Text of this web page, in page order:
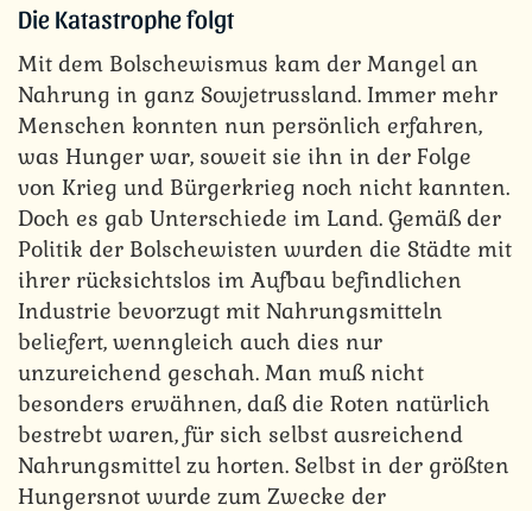
Die Katastrophe folgt
Mit dem Bolschewismus kam der Mangel an
Nahrung in ganz Sowjetrussland. Immer mehr
Menschen konnten nun persönlich erfahren,
was Hunger war, soweit sie ihn in der Folge
von Krieg und Bürgerkrieg noch nicht kannten.
Doch es gab Unterschiede im Land. Gemäß der
Politik der Bolschewisten wurden die Städte mit
ihrer rücksichtslos im Aufbau befindlichen
Industrie bevorzugt mit Nahrungsmitteln
beliefert, wenngleich auch dies nur
unzureichend geschah. Man muß nicht
besonders erwähnen, daß die Roten natürlich
bestrebt waren, für sich selbst ausreichend
Nahrungsmittel zu horten. Selbst in der größten
Hungersnot wurde zum Zwecke der